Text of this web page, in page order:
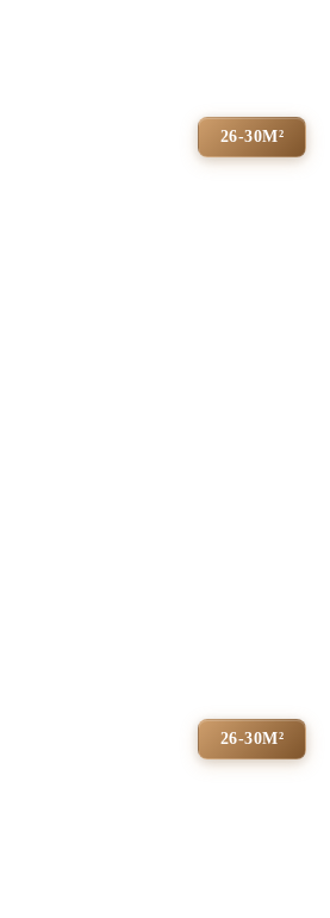
26-30М²
26-30М²